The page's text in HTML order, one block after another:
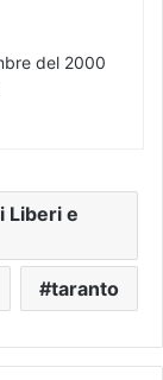
del 2000
Liberi e
taranto